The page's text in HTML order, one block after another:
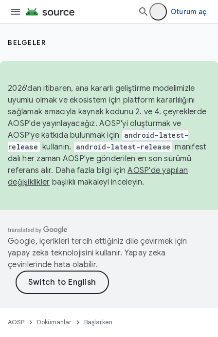
Oturum aç
BELGELER
2026'dan itibaren, ana kararlı geliştirme modelimizle
uyumlu olmak ve ekosistem için platform kararlılığını
sağlamak amacıyla kaynak kodunu 2. ve 4. çeyreklerde
AOSP'de yayınlayacağız. AOSP'yi oluşturmak ve
AOSP'ye katkıda bulunmak için
android-latest-
release kullanın. android-latest-release manifest
dalı her zaman AOSP'ye gönderilen en son sürümü
referans alır. Daha fazla bilgi içinAOSP'de yapılan
değişiklikler başlıklı makaleyi inceleyin.
Google, içerikleri tercih ettiğiniz dile çevirmek için
yapay zeka teknolojisini kullanır. Yapay zeka
çevirilerinde hata olabilir.
AOSP Dokümanlar Başlarken